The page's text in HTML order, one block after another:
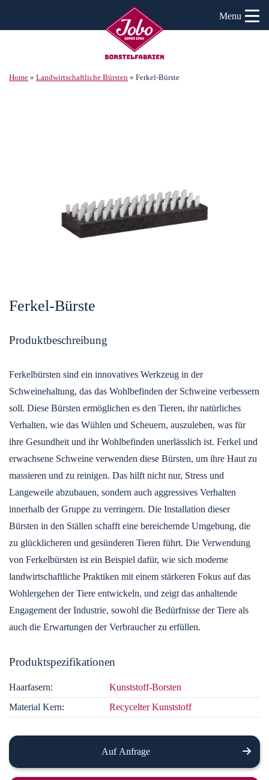
Menu
Home » Landwirtschaftliche Bürsten » Ferkel-Bürste
Ferkel-Bürste
Produktbeschreibung
Ferkelbürsten sind ein innovatives Werkzeug in der
Schweinehaltung, das das Wohlbefinden der Schweine verbessern
soll. Diese Bürsten ermöglichen es den Tieren, ihr natürliches
Verhalten, wie das Wühlen und Scheuern, auszuleben, was für
ihre Gesundheit und ihr Wohlbefinden unerlässlich ist. Ferkel und
erwachsene Schweine verwenden diese Bürsten, um ihre Haut zu
massieren und zu reinigen. Das hilft nicht nur, Stress und
Langeweile abzubauen, sondern auch aggressives Verhalten
innerhalb der Gruppe zu verringern. Die Installation dieser
Bürsten in den Ställen schafft eine bereichernde Umgebung, die
zu glücklicheren und gesünderen Tieren führt. Die Verwendung
von Ferkelbürsten ist ein Beispiel dafür, wie sich moderne
landwirtschaftliche Praktiken mit einem stärkeren Fokus auf das
Wohlergehen der Tiere entwickeln, und zeigt das anhaltende
Engagement der Industrie, sowohl die Bedürfnisse der Tiere als
auch die Erwartungen der Verbraucher zu erfüllen.
Produktspezifikationen
Haarfasern:
Kunststoff-Borsten
Material Kern:
Recycelter Kunststoff
Auf Anfrage